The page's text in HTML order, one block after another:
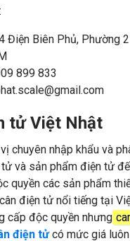
Điện Biên Phủ, Phường
899 833
tử Việt Nhật
chuyên nhập khẩu và
và sản phẩm điện tử
quyền các sản phẩm
điện tử nổi tiếng tại
cấp độc quyền nhưng
điện tửcó mức giá